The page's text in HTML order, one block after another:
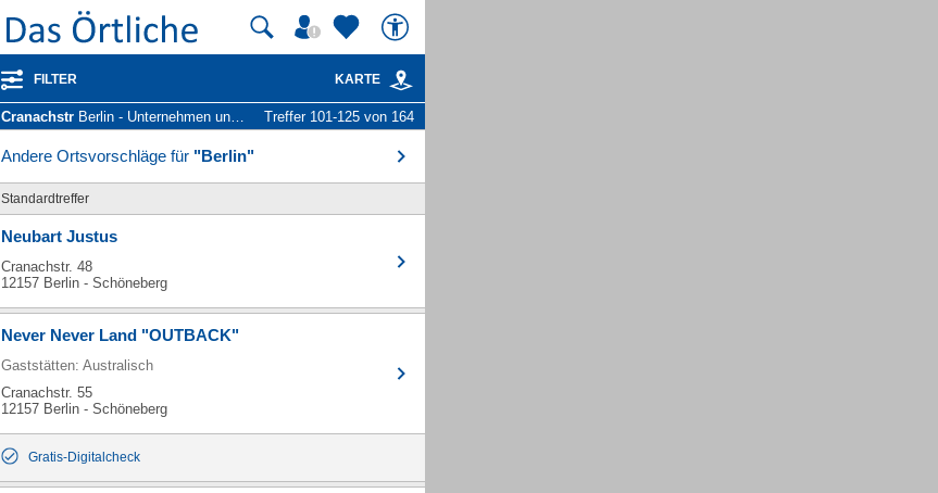
FILTER KARTE
Cranachstr Berlin - Unternehmen und Personen Treffer 101-125 von 164
Andere Ortsvorschläge für "Berlin"
Standardtreffer
Neubart Justus
Cranachstr. 48
12157 Berlin - Schöneberg
Never Never Land "OUTBACK"
Gaststätten: Australisch
Cranachstr. 55
12157 Berlin - Schöneberg
Gratis-Digitalcheck